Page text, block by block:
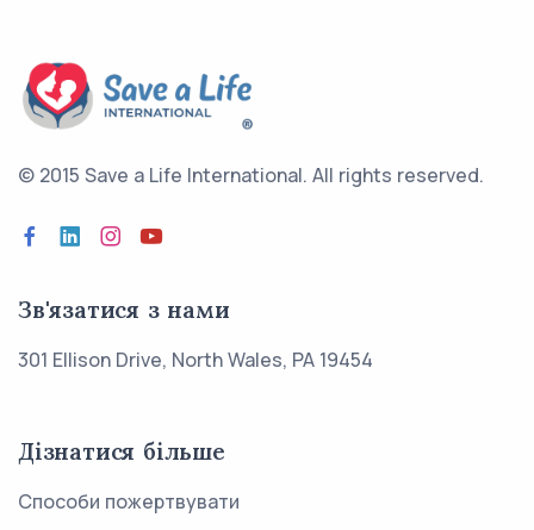
© 2015 Save a Life International. All rights reserved.
Зв'язатися з нами
301 Ellison Drive, North Wales, PA 19454
Дізнатися більше
Способи пожертвувати